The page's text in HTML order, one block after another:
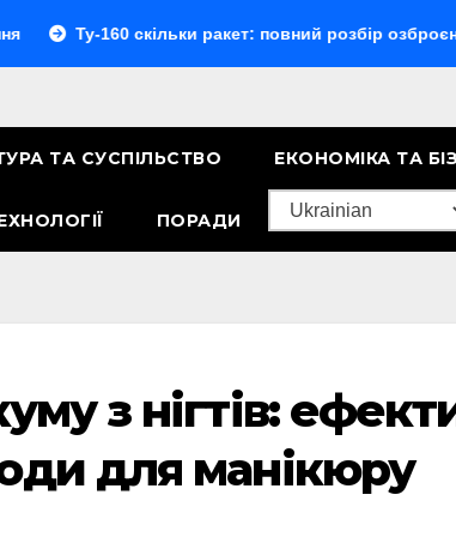
160 скільки ракет: повний розбір озброєння
ТА СУСПІЛЬСТВО ЕКОНОМІКА ТА
ПОРАДИ
з нігтів:
для манікюру